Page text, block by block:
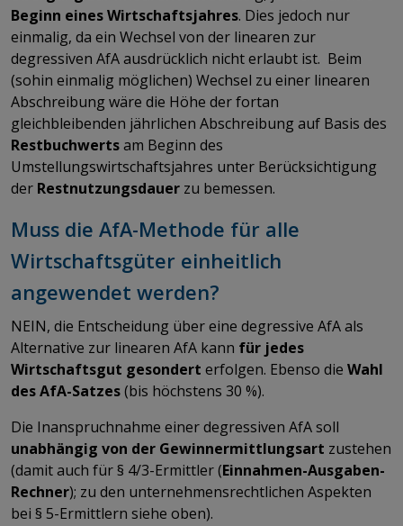
Beginn eines Wirtschaftsjahres. Dies jedoch nur
einmalig, da ein Wechsel von der linearen zur
degressiven AfA ausdrücklich nicht erlaubt ist. Beim
(sohin einmalig möglichen) Wechsel zu einer linearen
Abschreibung wäre die Höhe der fortan
gleichbleibenden jährlichen Abschreibung auf Basis des
Restbuchwertsam Beginn des
Umstellungswirtschaftsjahres unter Berücksichtigung
der Restnutzungsdauer zu bemessen.
Muss die AfA-Methode für alle
Wirtschaftsgüter einheitlich
angewendet werden?
NEIN, die Entscheidung über eine degressive AfA als
Alternative zur linearen AfA kann für jedes
Wirtschaftsgut gesondert erfolgen. Ebenso die Wahl
des AfA-Satzes(bis höchstens 30 %).
Die Inanspruchnahme einer degressiven AfA soll
unabhängig von der Gewinnermittlungsart zustehen
(damit auch für § 4/3-Ermittler (Einnahmen-Ausgaben-
Rechner); zu den unternehmensrechtlichen Aspekten
bei § 5-Ermittlern siehe oben).